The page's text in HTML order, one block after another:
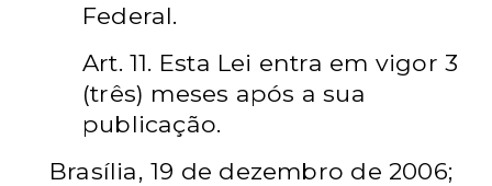
Federal.
Art. 11. Esta Lei entra em vigor 3
(três) meses após a sua
publicação.
Brasília, 19 de dezembro de 2006;